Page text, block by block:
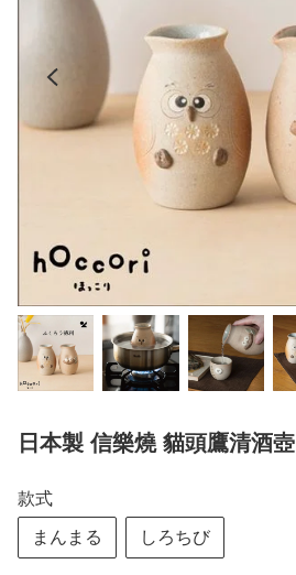
日本製 信樂燒 貓頭鷹清酒壺
款式
まんまる しろちび